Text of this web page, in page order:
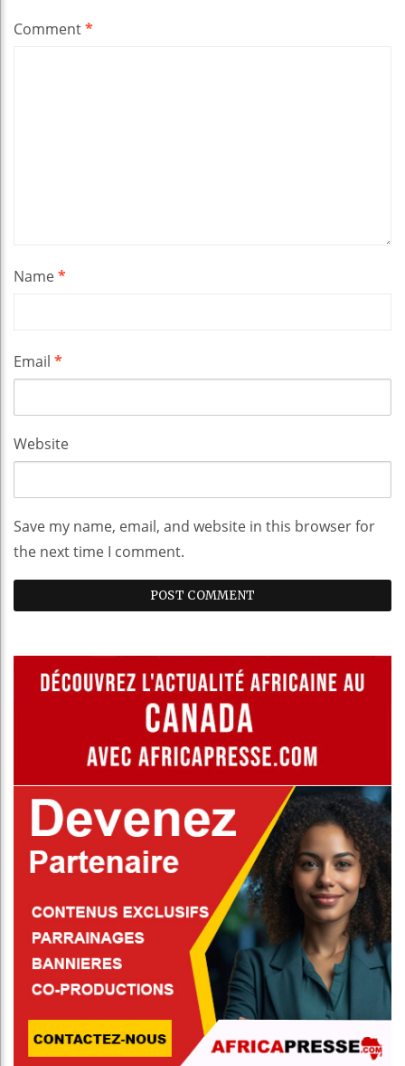
Comment*
Name*
Email *
Website
Save my name, email, and website in this browser for
the next time I comment.